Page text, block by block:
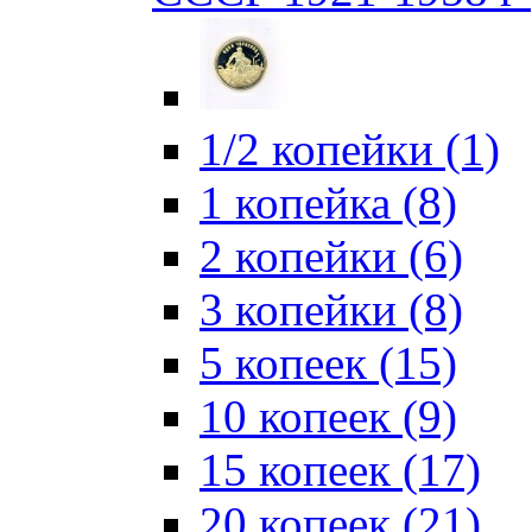
1/2 копейки (1)
1 копейка (8)
2 копейки (6)
3 копейки (8)
5 копеек (15)
10 копеек (9)
15 копеек (17)